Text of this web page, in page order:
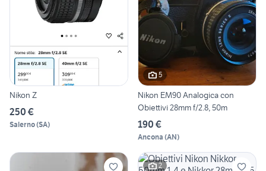
Nikon Z
250 €
Salerno(SA)
5
Nikon EM90 Analogica con
Obiettivi 28mm f/2.8, 50m
190 €
Ancona (AN)
2